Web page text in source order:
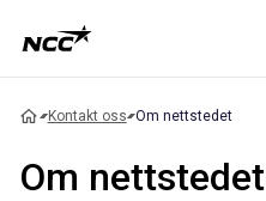
Kontakt oss Om nettstedet
Om nettstedet